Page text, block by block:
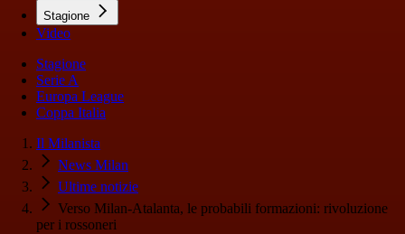
Stagione
Video
Stagione
Serie A
Europa League
Coppa Italia
Il Milanista
News Milan
Ultime notizie
Verso Milan-Atalanta, le probabili formazioni: rivoluzione
per i rossoneri